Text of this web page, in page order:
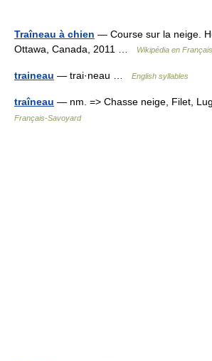
Traîneau à chien — Course sur la neige.
Ottawa, Canada, 2011 …
Wikipédia en Français
traineau — trai·neau … English syllables
traîneau — nm. => Chasse neige, Filet,
Français-Savoyard